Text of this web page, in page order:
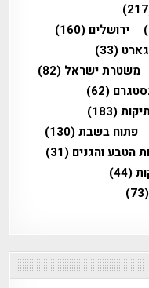
ירושלים (160)
(33)
משטרת ישראל (82)
(62)
(183)
פתוח בשבת(130)
הטבע והגנים (31)
(44)
(73)